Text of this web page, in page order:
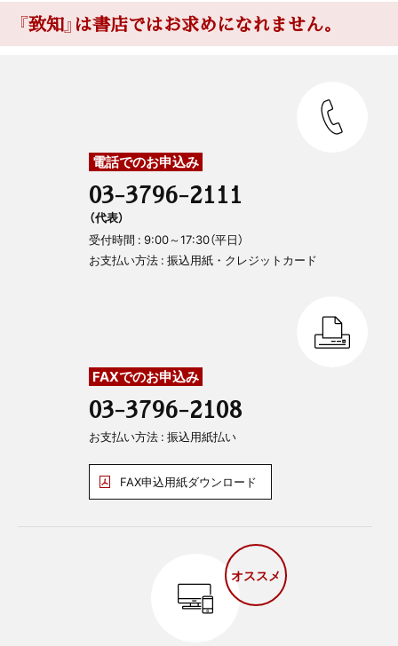
『致知』は書店ではお求めになれません。
電話でのお申込み
03-3796-2111
（代表）
受付時間 : 9:00～17:30（平日）
お支払い方法 : 振込用紙・クレジットカード
FAXでのお申込み
03-3796-2108
お支払い方法 : 振込用紙払い
FAX申込用紙ダウンロード
オススメ